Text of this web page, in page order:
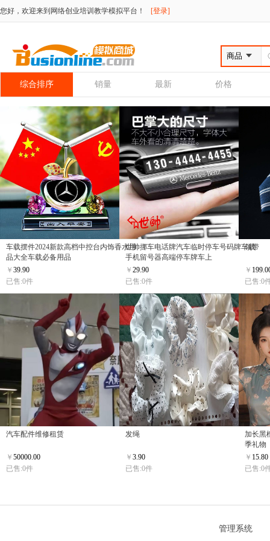
您好，欢迎来到网络创业培训教学模拟平台！ [登录]
综合排序 销量 最新 价格
车载摆件2024新款高档中控台内饰香水用
品大全车载必备用品
￥ 39.90
已售:0件
世帅挪车电话牌汽车临时停车号码牌车载
手机留号器高端停车牌车上
￥ 29.90
已售:0件
领带
￥
已售:0
汽车配件维修租赁
￥ 50000.00
已售:0件
发绳
￥ 3.90
已售:0件
加长黑
季礼物
￥ 15.80
已售:0
管理系统